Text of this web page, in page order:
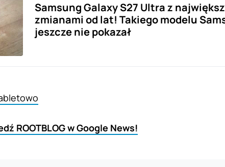
Samsung Galaxy S27 Ultra z
zmianami od lat! Takiego modelu
jeszcze nie pokazał
ROOTBLOG w Google News!